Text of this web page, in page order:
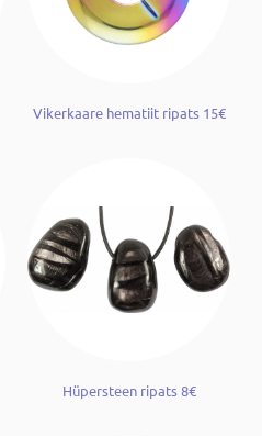
Vikerkaare hematiit ripats 15€
Hüpersteen ripats 8€